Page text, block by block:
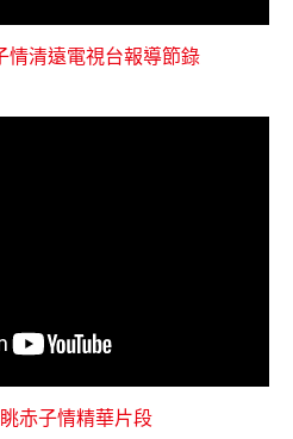
情清遠電視台報導節錄
赤子情精華片段